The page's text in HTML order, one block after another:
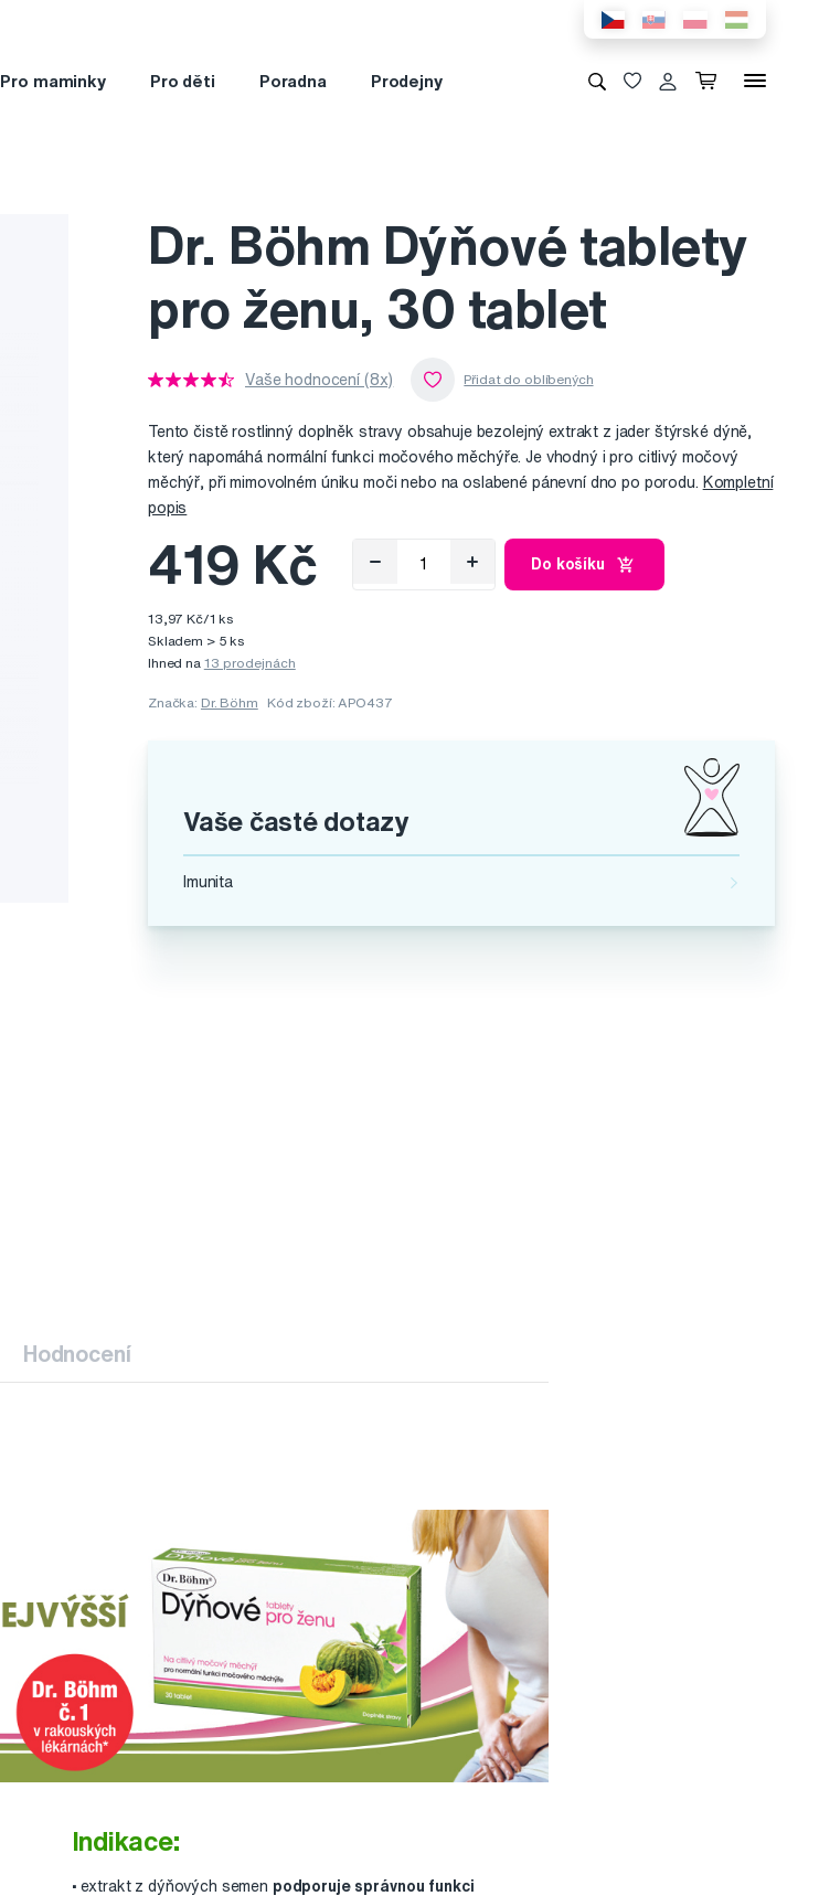
Pro maminky Pro děti Poradna Prodejny
Dr. Böhm Dýňové tablety
pro ženu, 30 tablet
Vaše hodnocení (8x)
Tento čistě rostlinný doplněk stravy obsahuje bezolejný extrakt z jader štýrské dýně,
který napomáhá normální funkci močového měchýře. Je vhodný i pro citlivý močový
měchýř, při mimovolném úniku moči nebo na oslabené pánevní dno po porodu. Kompletní
popis
419 Kč Do košíku
13,97 Kč/1 ks
Skladem > 5 ks
Ihned na 13 prodejnách
Značka: Dr. Böhm Kód zboží: APO437
Vaše časté dotazy
Imunita
Hodnocení
Indikace:
• extrakt z dýňových semen podporuje správnou funkci